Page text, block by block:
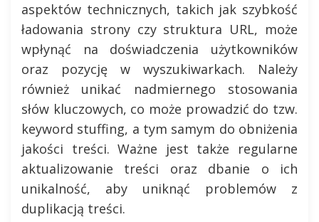
aspektów technicznych, takich jak szybkość
ładowania strony czy struktura URL, może
wpłynąć na doświadczenia użytkowników
oraz pozycję w wyszukiwarkach. Należy
również unikać nadmiernego stosowania
słów kluczowych, co może prowadzić do tzw.
keyword stuffing, a tym samym do obniżenia
jakości treści. Ważne jest także regularne
aktualizowanie treści oraz dbanie o ich
unikalność, aby uniknąć problemów z
duplikacją treści.